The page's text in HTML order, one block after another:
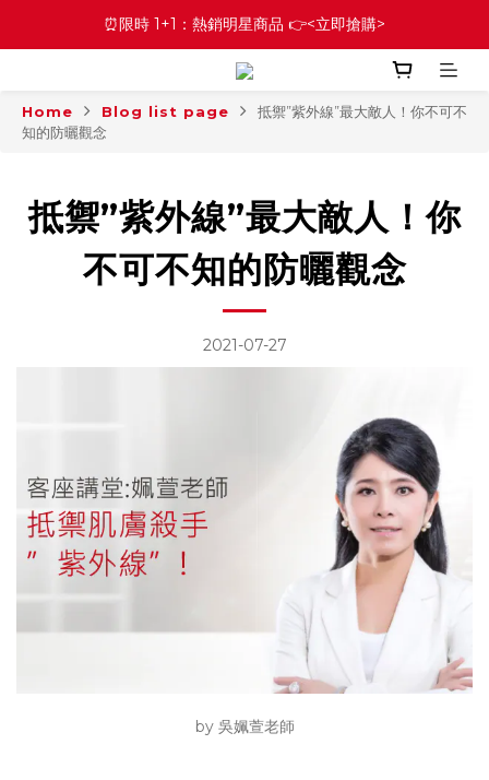
⏰限時 1+1：熱銷明星商品 👉<立即搶購>
Home Blog list page
抵禦”紫外線”最大敵人！你不可不
知的防曬觀念
抵禦”紫外線”最大敵人！你
不可不知的防曬觀念
2021-07-27
by 吳姵萱老師